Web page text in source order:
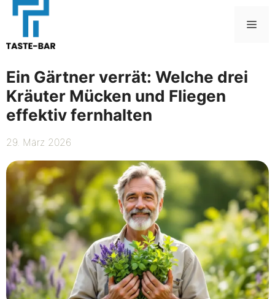
Zum
springen
Ein Gärtner verrät: Welche drei
Kräuter Mücken und Fliegen
effektiv fernhalten
29. März 2026